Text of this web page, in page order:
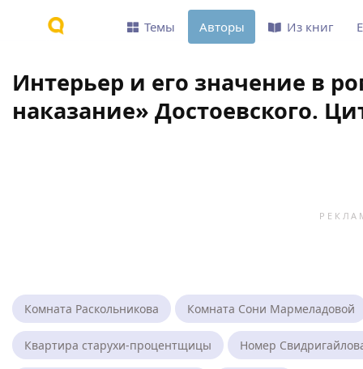
Интерьер и его значение в
наказание» Достоевского.
Комната Раскольникова Комната Сони Мармеладовой
Квартира старухи-процентщицы Номер
Темы Авторы Из книг